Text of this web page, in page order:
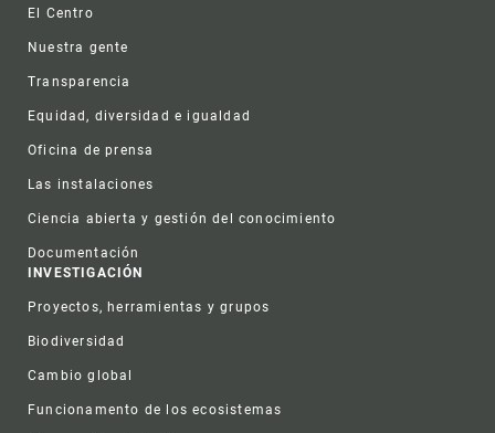
El Centro
Nuestra gente
Transparencia
Equidad, diversidad e igualdad
Oficina de prensa
Las instalaciones
Ciencia abierta y gestión del conocimiento
Documentación
INVESTIGACIÓN
Proyectos, herramientas y grupos
Biodiversidad
Cambio global
Funcionamento de los ecosistemas